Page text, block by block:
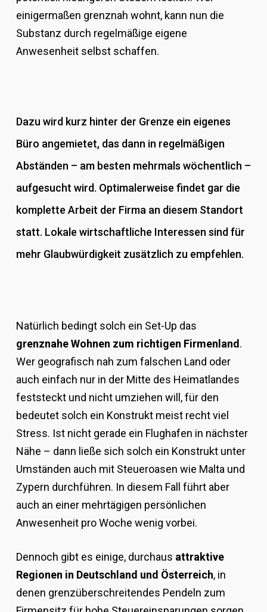
einigermaßen grenznah wohnt, kann nun die
Substanz durch regelmäßige eigene
Anwesenheit selbst schaffen.
Dazu wird kurz hinter der Grenze ein eigenes
Büro angemietet, das dann in regelmäßigen
Abständen – am besten mehrmals wöchentlich –
aufgesucht wird. Optimalerweise findet gar die
komplette Arbeit der Firma an diesem Standort
statt. Lokale wirtschaftliche Interessen sind für
mehr Glaubwürdigkeit zusätzlich zu empfehlen.
Natürlich bedingt solch ein Set-Up das
grenznahe Wohnen zum richtigen Firmenland .
Wer geografisch nah zum falschen Land oder
auch einfach nur in der Mitte des Heimatlandes
feststeckt und nicht umziehen will, für den
bedeutet solch ein Konstrukt meist recht viel
Stress. Ist nicht gerade ein Flughafen in nächster
Nähe – dann ließe sich solch ein Konstrukt unter
Umständen auch mit Steueroasen wie Malta und
Zypern durchführen. In diesem Fall führt aber
auch an einer mehrtägigen persönlichen
Anwesenheit pro Woche wenig vorbei.
Dennoch gibt es einige, durchaus attraktive
Regionen in Deutschland und Österreich, in
denen grenzüberschreitendes Pendeln zum